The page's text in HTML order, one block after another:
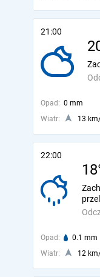
21:00
Opad: 0 mm
Wiatr:
13
22:00
Opad: 0.1 mm
Wiatr:
12